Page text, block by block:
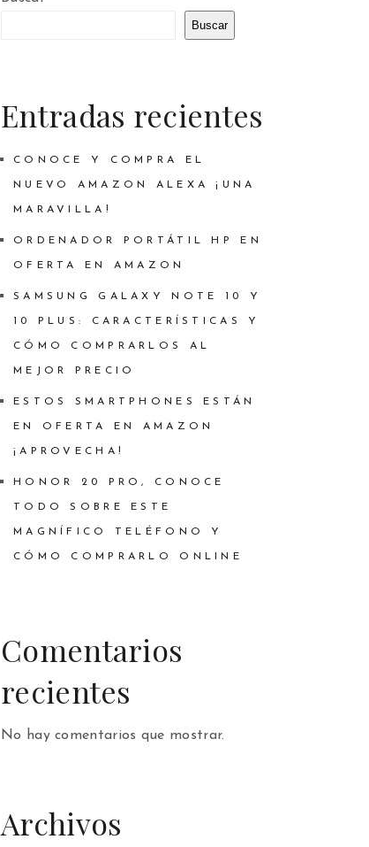
Buscar
Entradas recientes
CONOCE Y COMPRA EL
NUEVO AMAZON ALEXA ¡UNA
MARAVILLA!
ORDENADOR PORTÁTIL HP EN
OFERTA EN AMAZON
SAMSUNG GALAXY NOTE 10 Y
10 PLUS: CARACTERÍSTICAS Y
CÓMO COMPRARLOS AL
MEJOR PRECIO
ESTOS SMARTPHONES ESTÁN
EN OFERTA EN AMAZON
¡APROVECHA!
HONOR 20 PRO, CONOCE
TODO SOBRE ESTE
MAGNÍFICO TELÉFONO Y
CÓMO COMPRARLO ONLINE
Comentarios
recientes
No hay comentarios que mostrar.
Archivos